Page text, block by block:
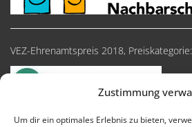
Zustimmung
Um dir ein optimales Erlebnis zu bieten,
VEZ-Ehrenamtspreis 2018,